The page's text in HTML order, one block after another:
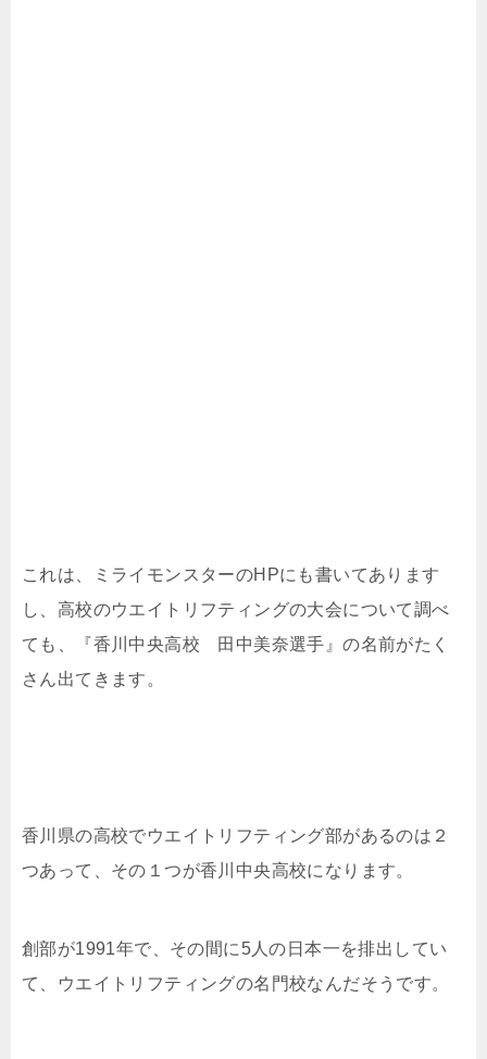
これは、ミライモンスターのHPにも書いてあります
し、高校のウエイトリフティングの大会について調べ
ても、『香川中央高校 田中美奈選手』の名前がたく
さん出てきます。
香川県の高校でウエイトリフティング部があるのは２
つあって、その１つが香川中央高校になります。
創部が1991年で、その間に5人の日本一を排出してい
て、ウエイトリフティングの名門校なんだそうです。